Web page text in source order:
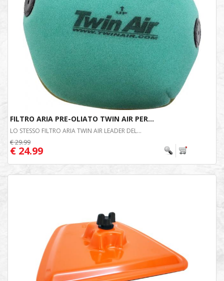
FILTRO ARIA PRE-OLIATO TWIN AIR PER...
LO STESSO FILTRO ARIA TWIN AIR LEADER DEL...
€ 29.99
€ 24.99